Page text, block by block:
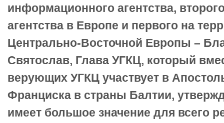
информационного агентства,
агентства в Европе и первого на
Центрально-Восточной Европы –
Святослав, Глава УГКЦ, который
верующих УГКЦ участвует в
Франциска в страны Балтии,
имеет большое значение для всего